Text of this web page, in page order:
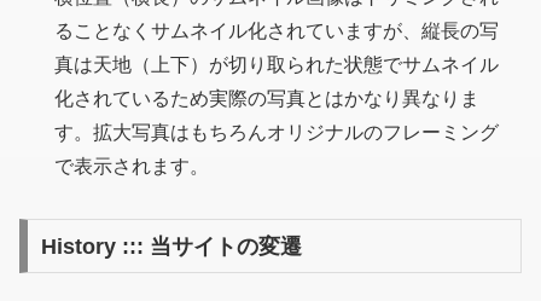
ることなくサムネイル化されていますが、縦長の写
真は天地 （上下） が切り取られた状態でサムネイル
化されているため実際の写真とはかなり異なりま
す。拡大写真はもちろんオリジナルのフレーミング
で表示されます。
History ::: 当サイトの変遷